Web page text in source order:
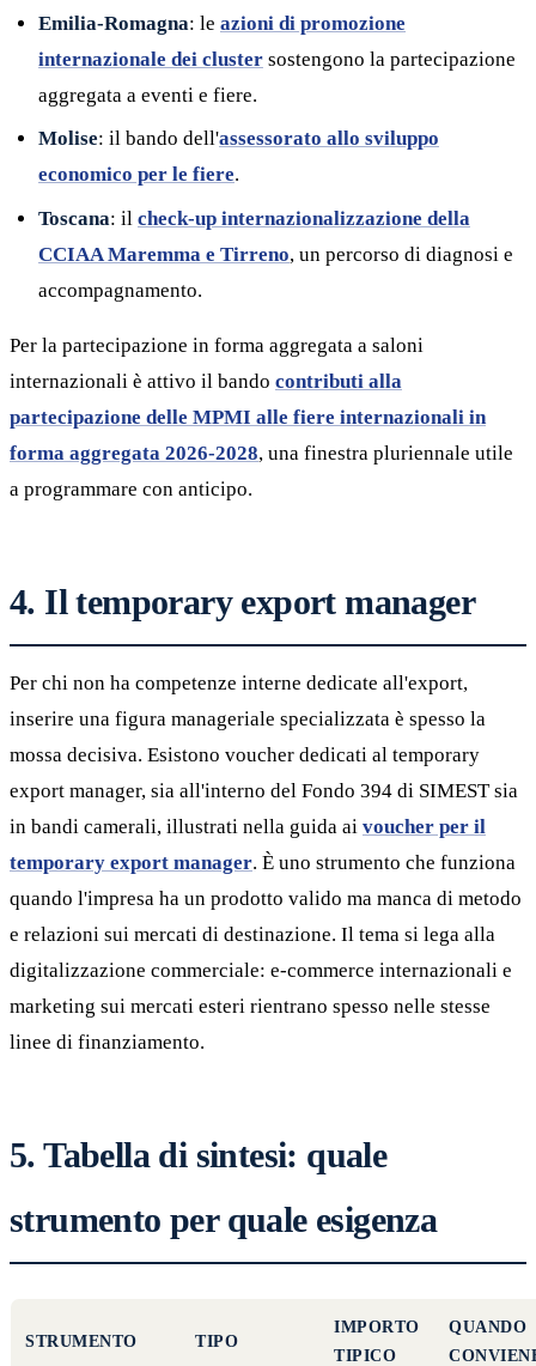
Emilia-Romagna: le azioni di promozione
internazionale dei cluster sostengono la partecipazione
aggregata a eventi e fiere.
Molise: il bando dell'assessorato allo sviluppo
economico per le fiere.
Toscana: il check-up internazionalizzazione della
CCIAA Maremma e Tirreno, un percorso di diagnosi e
accompagnamento.
Per la partecipazione in forma aggregata a saloni
internazionali è attivo il bando contributi alla
partecipazione delle MPMI alle fiere internazionali in
forma aggregata 2026-2028, una finestra pluriennale utile
a programmare con anticipo.
4. Il temporary export manager
Per chi non ha competenze interne dedicate all'export,
inserire una figura manageriale specializzata è spesso la
mossa decisiva. Esistono voucher dedicati al temporary
export manager, sia all'interno del Fondo 394 di SIMEST sia
in bandi camerali, illustrati nella guida ai voucher per il
temporary export manager. È uno strumento che funziona
quando l'impresa ha un prodotto valido ma manca di metodo
e relazioni sui mercati di destinazione. Il tema si lega alla
digitalizzazione commerciale: e-commerce internazionali e
marketing sui mercati esteri rientrano spesso nelle stesse
linee di finanziamento.
5. Tabella di sintesi: quale
strumento per quale esigenza
STRUMENTO TIPO
IMPORTO
TIPICO
QUANDO